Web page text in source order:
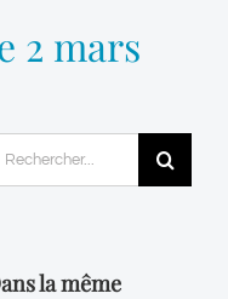
2 mars
la même